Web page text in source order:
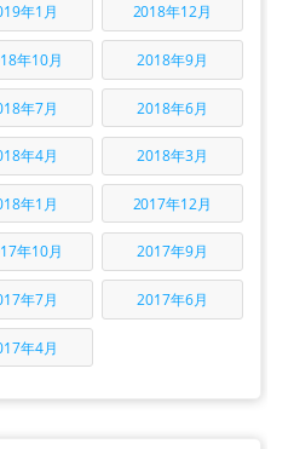
年1月 2018年12月
年10月 2018年9月
年7月 2018年6月
年4月 2018年3月
年1月 2017年12月
年10月 2017年9月
年7月 2017年6月
年4月